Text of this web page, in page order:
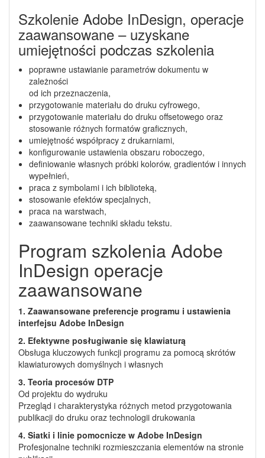
Szkolenie Adobe InDesign, operacje
zaawansowane – uzyskane
umiejętności podczas szkolenia
poprawne ustawianie parametrów dokumentu w
zależności
od ich przeznaczenia,
przygotowanie materiału do druku cyfrowego,
przygotowanie materiału do druku offsetowego oraz
stosowanie różnych formatów graficznych,
umiejętność współpracy z drukarniami,
konfigurowanie ustawienia obszaru roboczego,
definiowanie własnych próbki kolorów, gradientów i innych
wypełnień,
praca z symbolami i ich biblioteką,
stosowanie efektów specjalnych,
praca na warstwach,
zaawansowane techniki składu tekstu.
Program szkolenia Adobe
InDesign operacje
zaawansowane
1. Zaawansowane preferencje programu i ustawienia
interfejsu Adobe InDesign
2. Efektywne posługiwanie się klawiaturą
Obsługa kluczowych funkcji programu za pomocą skrótów
klawiaturowych domyślnych i własnych
3. Teoria procesów DTP
Od projektu do wydruku
Przegląd i charakterystyka różnych metod przygotowania
publikacji do druku oraz technologii drukowania
4. Siatki i linie pomocnicze w Adobe InDesign
Profesjonalne techniki rozmieszczania elementów na stronie